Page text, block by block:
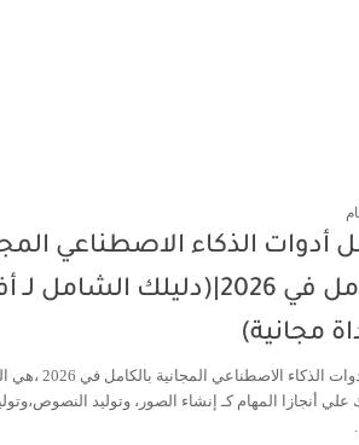
أدوات الذكاء الاصطناعي
بالكامل في 2026|(دليلك
أفضل أدوات الذكاء الاصطناعي المجانية
أنجازا المهام كـ إنشاء الصور، وتوليد